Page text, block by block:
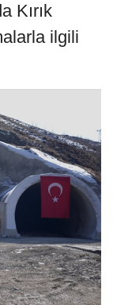
Kırık
ilgili